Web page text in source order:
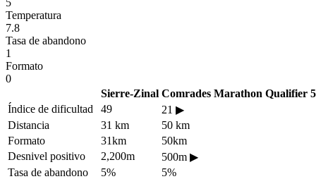
Temperatura
7.8
Tasa de abandono
1
Formato
0
Sierre-Zinal Comrades Marathon Qualifier
Índice de dificultad
49 21 ▶
Distancia
31 km
50 km
Formato
31km
50km
Desnivel positivo
2,200m 500m ▶
Tasa de abandono
5%
5%